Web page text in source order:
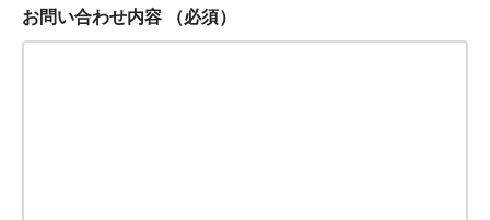
お問い合わせ内容 （必須）